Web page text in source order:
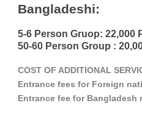
Bangladeshi:
5-6 Person Gruop: 22,000
50-60 Person Group :
COST OF ADDITIONAL
Entrance fees for Foreign
Entrance fee for Bangladesh